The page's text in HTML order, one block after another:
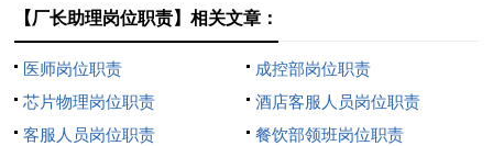
【厂长助理岗位职责】相关文章：
医师岗位职责
成控部岗位职责
芯片物理岗位职责
酒店客服人员岗位职责
客服人员岗位职责
餐饮部领班岗位职责